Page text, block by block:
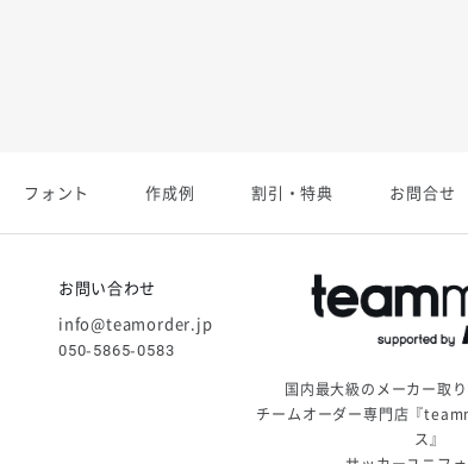
フォント 作成例 割引・特典 お問合せ
お問い合わせ
info@teamorder.jp
050-5865-0583
国内最大級のメーカー取り
チームオーダー専門店『
ス』